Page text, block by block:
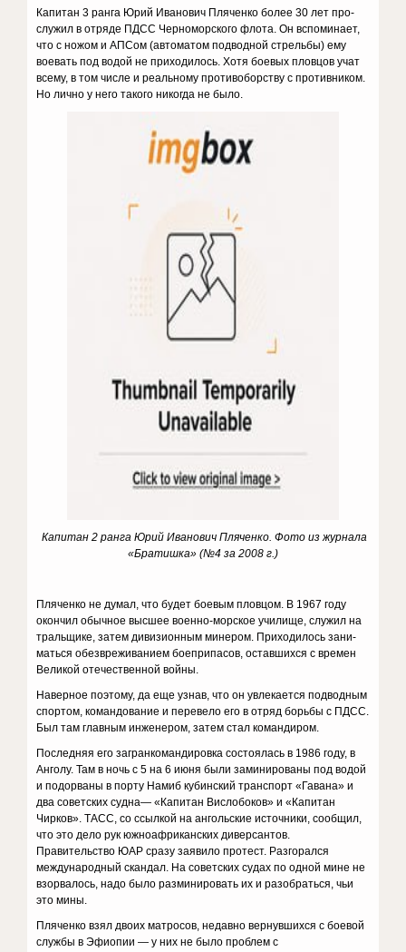
Капитан 3 ранга Юрий Ивано­вич Пляченко более 30 лет про­
служил в отряде ПДСС Черно­морского флота. Он вспоминает,
что с ножом и АПСом (автоматом подводной стрельбы) ему
воевать под водой не приходилось. Хотя боевых пловцов учат
всему, в том числе и реальному противобор­ству с противником.
Но лично у него такого никогда не было.
Капитан 2 ранга Юрий Иванович Пляченко. Фото из журнала
«Братишка» (№4 за 2008 г.)
Пляченко не думал, что будет боевым пловцом. В 1967 году
окончил обычное высшее воен­но-морское училище, служил на
тральщике, затем дивизионным минером. Приходилось зани­
маться обезвреживанием боепри­пасов, оставшихся с времен
Вели­кой отечественной войны.
Наверное поэтому, да еще узнав, что он увлекается подводным
спортом, командование и перевело его в отряд борьбы с ПДСС.
Был там главным инженером, затем стал командиром.
Последняя его загранкомандировка состоялась в 1986 году, в
Ан­голу. Там в ночь с 5 на 6 июня были заминированы под водой
и подо­рваны в порту Намиб кубинский транспорт «Гавана» и
два советских судна— «Капитан Вислобоков» и «Капитан
Чирков». ТАСС, со ссыл­кой на ангольские источники, сообщил,
что это дело рук южноафри­канских диверсантов.
Правительство ЮАР сразу заявило протест. Раз­горался
международный скандал. На советских судах по одной мине не
взорвалось, надо было разминировать их и разобраться, чьи
это мины.
Пляченко взял двоих матросов, недавно вернувшихся с боевой
службы в Эфиопии — у них не было проблем с